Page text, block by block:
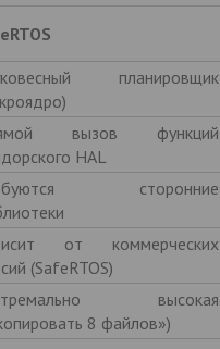
планировщик
вызов функций
HAL
сторонние
от коммерческих
(SafeRTOS)
высокая
8 файлов»)